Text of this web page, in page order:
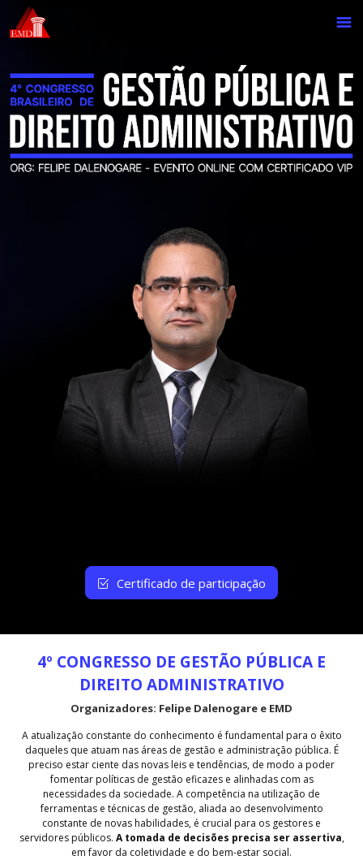
Certificado de participação
4º CONGRESSO DE GESTÃO PÚBLICA E
DIREITO ADMINISTRATIVO
Organizadores: Felipe Dalenogare e EMD
A atualização constante do conhecimento é fundamental para o êxito
daqueles que atuam nas áreas de gestão e administração pública. É
preciso estar ciente das novas leis e tendências, de modo a poder
fomentar políticas de gestão eficazes e alinhadas com as
necessidades da sociedade. A competência na utilização de
ferramentas e técnicas de gestão, aliada ao desenvolvimento
constante de novas habilidades, é crucial para os gestores e
servidores públicos. A tomada de decisões precisa ser assertiva,
em favor da coletividade e do bem-estar social.